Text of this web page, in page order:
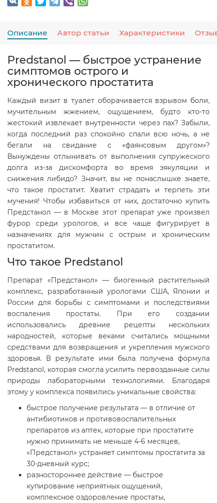
Описание Автор статьи Характеристики
Predstanol — быстрое устранение
симптомов острого и
хронического простатита
Каждый визит в туалет оборачивается взрывом боли,
мучительным жжением, ощущением, будто кто-то
жестокий извлекает внутренности через пах? Забыли,
когда последний раз спокойно спали всю ночь, а не
бегали на свидание с «фаянсовым другом»?
Вынуждены отлынивать от выполнения супружеского
долга из-за дискомфорта во время эякуляции и
снижения либидо? Значит, вы не понаслышке знаете,
что такое простатит. Хватит страдать и терпеть эти
мучения! Чтобы избавиться от них, достаточно купить
Предстанол — в Москве этот препарат уже произвел
фурор среди урологов, и все чаще фигурирует в
назначениях для мужчин с острым и хроническим
простатитом.
Что такое Predstanol
Препарат «Предстанол» — биогенный растительный
комплекс, разработанный урологами США, Японии и
России для борьбы с симптомами и последствиями
воспаления простаты. При его создании
использовались древние рецепты нескольких
народностей, которые веками считались мощными
средствами для возвращения и укрепления мужского
здоровья. В результате ими была получена формула
Predstanol, которая смогла усилить первозданные силы
природы лабораторными технологиями. Благодаря
этому у комплекса появились уникальные свойства:
быстрое получение результата — в отличие от
антибиотиков и противовоспалительных
препаратов из аптек, которые при простатите
нужно принимать не меньше 4-6 месяцев,
«Предстанол» устраняет симптомы простатита за
30-дневный курс;
разностороннее действие — быстрое
купирование неприятных ощущений,
комплексное оздоровление простаты,